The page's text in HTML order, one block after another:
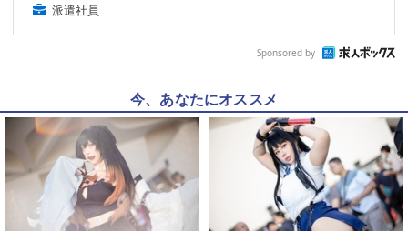
派遣社員
Sponsored by
今、あなたにオススメ